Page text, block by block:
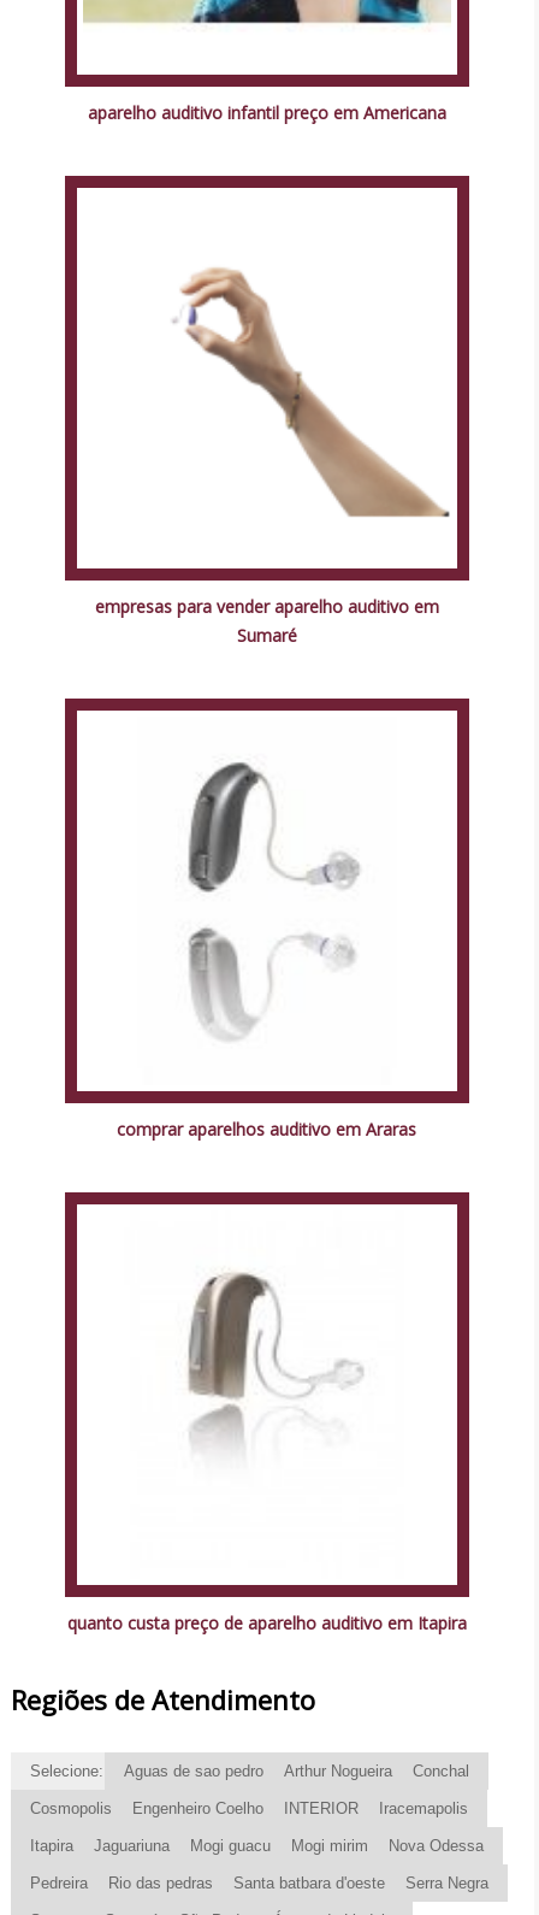
aparelho auditivo infantil preço em Americana
empresas para vender aparelho auditivo em
Sumaré
comprar aparelhos auditivo em Araras
quanto custa preço de aparelho auditivo em Itapira
Regiões de Atendimento
Selecione: Aguas de sao pedro Arthur Nogueira Conchal
Cosmopolis Engenheiro Coelho INTERIOR Iracemapolis
Itapira Jaguariuna Mogi guacu Mogi mirim Nova Odessa
Pedreira Rio das pedras Santa batbara d'oeste Serra Negra